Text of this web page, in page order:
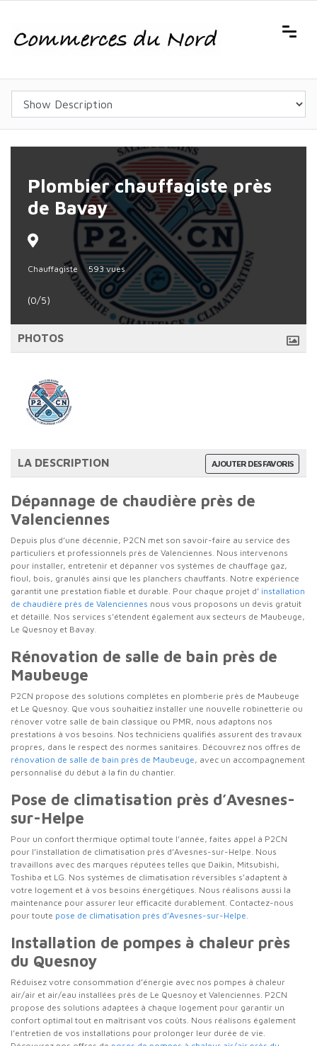
Plombier chauffagiste près
de Bavay
Chauffagiste 593 vues
(0/5)
PHOTOS
AJOUTER DES FAVORIS
LA DESCRIPTION
Dépannage de chaudière près de
Valenciennes
Depuis plus d’une décennie, P2CN met son savoir-faire au service des
particuliers et professionnels près de Valenciennes. Nous intervenons
pour installer, entretenir et dépanner vos systèmes de chauffage gaz,
fioul, bois, granulés ainsi que les planchers chauffants. Notre expérience
garantit une prestation fiable et durable. Pour chaque projet d’ installation
de chaudière près de Valenciennes nous vous proposons un devis gratuit
et détaillé. Nos services s’étendent également aux secteurs de Maubeuge,
Le Quesnoy et Bavay.
Rénovation de salle de bain près de
Maubeuge
P2CN propose des solutions complètes en plomberie près de Maubeuge
et Le Quesnoy. Que vous souhaitiez installer une nouvelle robinetterie ou
rénover votre salle de bain classique ou PMR, nous adaptons nos
prestations à vos besoins. Nos techniciens qualifiés assurent des travaux
propres, dans le respect des normes sanitaires. Découvrez nos offres de
rénovation de salle de bain près de Maubeuge, avec un accompagnement
personnalisé du début à la fin du chantier.
Pose de climatisation près d’Avesnes-
sur-Helpe
Pour un confort thermique optimal toute l’année, faites appel à P2CN
pour l’installation de climatisation près d’Avesnes-sur-Helpe. Nous
travaillons avec des marques réputées telles que Daikin, Mitsubishi,
Toshiba et LG. Nos systèmes de climatisation réversibles s’adaptent à
votre logement et à vos besoins énergétiques. Nous réalisons aussi la
maintenance pour assurer leur efficacité durablement. Contactez-nous
pour toute pose de climatisation près d’Avesnes-sur-Helpe.
Installation de pompes à chaleur près
du Quesnoy
Réduisez votre consommation d’énergie avec nos pompes à chaleur
air/air et air/eau installées près de Le Quesnoy et Valenciennes. P2CN
propose des solutions adaptées à chaque logement pour garantir un
confort optimal tout en maîtrisant vos coûts. Nous réalisons également
l’entretien de vos installations pour prolonger leur durée de vie.